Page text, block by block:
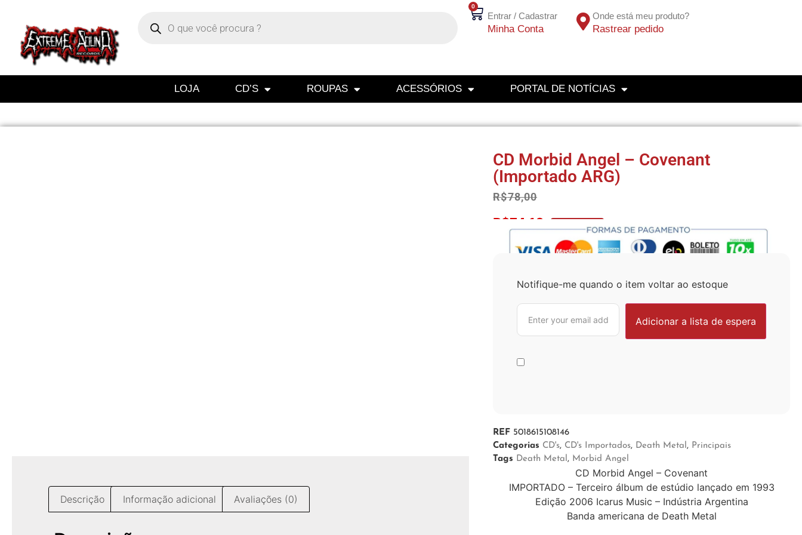
0
Entrar / Cadastrar
Minha Conta
Onde está meu produto?
Rastrear pedido
LOJA CD’S ROUPAS ACESSÓRIOS PORTAL DE NOTÍCIAS
Descrição Informação adicional Avaliações (0)
CD Morbid Angel – Covenant
(Importado ARG)
R$78,00
R$74,10
Notifique-me quando o item voltar ao estoque
REF 5018615108146
Categorias CD's, CD's Importados, Death Metal , Principais
Tags Death Metal , Morbid Angel
CD Morbid Angel – Covenant
IMPORTADO – Terceiro álbum de estúdio lançado em 1993
Edição 2006 Icarus Music – Indústria Argentina
Banda americana de Death Metal